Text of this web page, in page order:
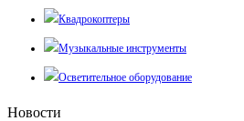
Квадрокоптеры
Музыкальные инструменты
Осветительное оборудование
Новости